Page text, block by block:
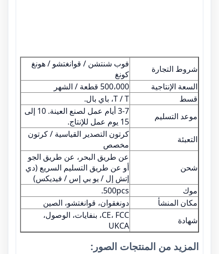
شروط التجارة
فوب شنتشن / قوانغتشو / هونغ
كونغ
السعة الإنتاجية
500،000 قطعة / الشهر
قسط
T / T، باي بال.
موعد التسليم
3-7 أيام عمل لصنع العينة. 10 إلى
15 يوم عمل للإنتاج.
التعبئة
كرتون التصدير القياسية / كرتون
مخصص
شحن
عن طريق البحر، عن طريق الجو
أو عن طريق التسليم السريع (دي
إتش إل / يو بي إس / فيديكس)
موك
500pcs.
مكان المنشأ
دونغقوان، قوانغتشو، الصين
شهادة
CE، FCC، بنفايات، الوصول،
UKCA
المزيد من المنتجات الصور: